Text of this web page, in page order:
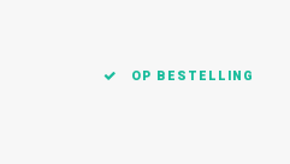
OP BESTELLING